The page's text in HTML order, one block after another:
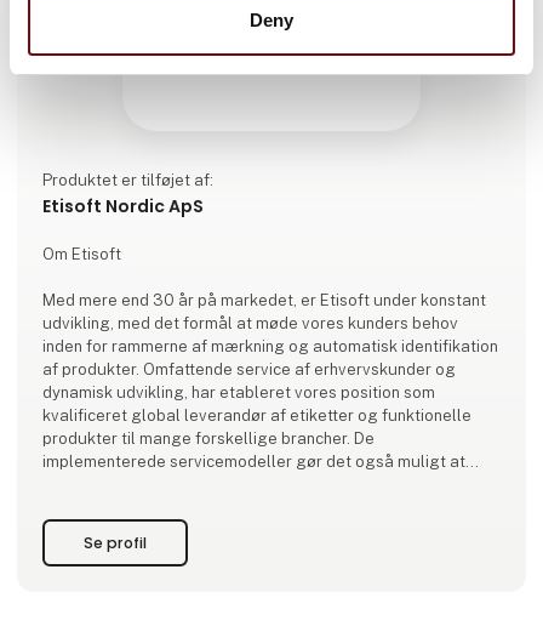
Deny
Produktet er tilføjet af:
Etisoft Nordic ApS
Om Etisoft
Med mere end 30 år på markedet, er Etisoft under konstant
udvikling, med det formål at møde vores kunders behov
inden for rammerne af mærkning og automatisk identifikation
af produkter. Omfattende service af erhvervskunder og
dynamisk udvikling, har etableret vores position som
kvalificeret global leverandør af etiketter og funktionelle
produkter til mange forskellige brancher. De
implementerede servicemodeller gør det også muligt at
produkter, til kundens fabrikker ove
Se profil